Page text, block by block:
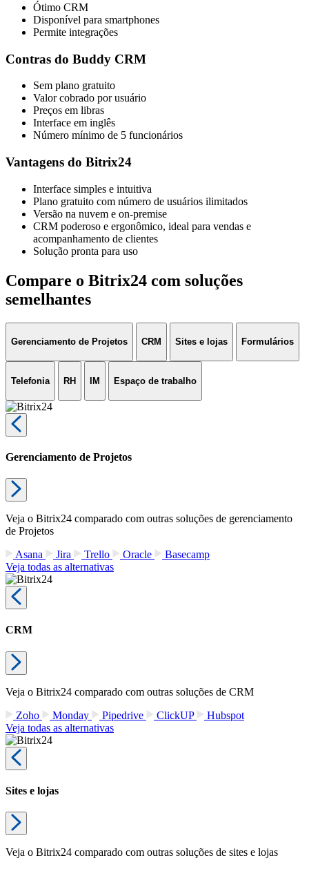
Ótimo CRM
Disponível para smartphones
Permite integrações
Contras do Buddy CRM
Sem plano gratuito
Valor cobrado por usuário
Preços em libras
Interface em inglês
Número mínimo de 5 funcionários
Vantagens do Bitrix24
Interface simples e intuitiva
Plano gratuito com número de usuários ilimitados
Versão na nuvem e on-premise
CRM poderoso e ergonômico, ideal para vendas e
acompanhamento de clientes
Solução pronta para uso
Compare o Bitrix24 com soluções
semelhantes
Gerenciamento de Projetos CRM Sites e lojas Formulários
Telefonia RH IM Espaço de trabalho
Gerenciamento de Projetos
Veja o Bitrix24 comparado com outras soluções de gerenciamento
de Projetos
Asana
Jira Trello Oracle
Basecamp
Veja todas as alternativas
CRM
Veja o Bitrix24 comparado com outras soluções de CRM
Zoho
Monday Pipedrive ClickUP
Hubspot
Veja todas as alternativas
Sites e lojas
Veja o Bitrix24 comparado com outras soluções de sites e lojas